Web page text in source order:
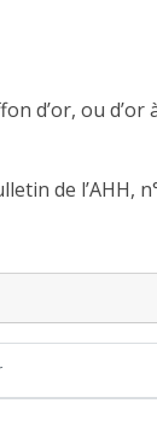
d’or, ou d’or
de l’AHH,